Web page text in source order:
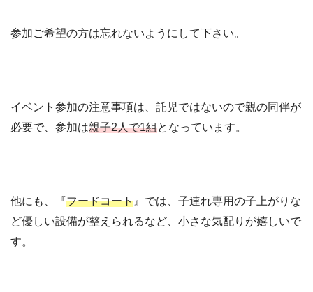
参加ご希望の方は忘れないようにして下さい。
イベント参加の注意事項は、託児ではないので親の同伴が
必要で、参加は親子2人で1組となっています。
他にも、『フードコート 』では、子連れ専用の子上がりな
ど優しい設備が整えられるなど、小さな気配りが嬉しいで
す。